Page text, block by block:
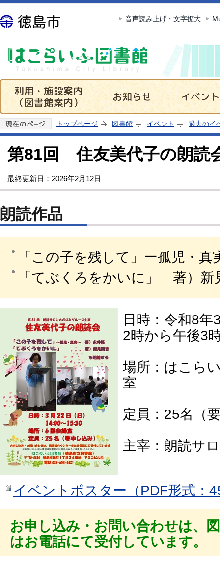
この
音声読み上げ・文字拡大
トップページ 図書館 イベント 過去のイ
第81回 住友美代子の朗読
最終更新日：2026年2月12日
朗読作品
「この子を残して」ー孤児・
「てぶくろをかいに」 著）新
日時：令和8
2時から午後3
場所：はこら
室
定員：25名（
主宰：朗読サ
イベントポスター（PDF形式：
お申し込み・お問い合わせは、
はお電話にて受付しています。